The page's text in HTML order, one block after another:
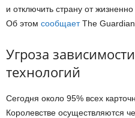
и отключить страну от
Об этом сообщаетThe Guardian.
Угроза
технологий
Сегодня около 95% всех
Королевстве осуществляются